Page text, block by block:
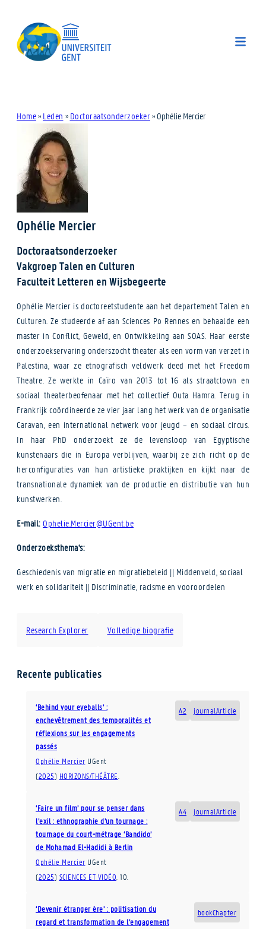
Home» Leden » Doctoraatsonderzoeker»Ophélie Mercier
Ophélie Mercier
Doctoraatsonderzoeker
Vakgroep Talen en Culturen
Faculteit Letteren en Wijsbegeerte
Ophélie Mercier is doctoreetstudente aan het departement Talen en
Culturen. Ze studeerde af aan Sciences Po Rennes en behaalde een
master in Conflict, Geweld, en Ontwikkeling aan SOAS. Haar eerste
onderzoekservaring onderszocht theater als een vorm van verzet in
Palestina, waar ze etnografisch veldwerk deed met het Freedom
Theatre. Ze werkte in Caïro van 2013 tot 16 als straatclown en
sociaal theaterbeofenaar met het collectief Outa Hamra. Terug in
Frankrijk coördineerde ze vier jaar lang het werk van de organisatie
Caravan, een international netwerk voor jeugd – en sociaal circus.
In haar PhD onderzoekt ze de levensloop van Egyptische
kunstenaars die in Europa verblijven, waarbij ze zich richt op de
herconfiguraties van hun artistieke praktijken en kijkt naar de
transnationale dynamiek van de productie en distributie van hun
kunstwerken.
E-mail: Ophelie.Mercier@UGent.be
Onderzoeksthema's:
Geschiedenis van migratie en migratiebeleid || Middenveld, sociaal
werk en solidariteit || Discriminatie, racisme en vooroordelen
Research Explorer Volledige biografie
Recente publicaties
A2 journalArticle
‘Behind your eyeballs’ :
enchevêtrement des temporalités et
réflexions sur les engagements
passés
Ophélie Mercier UGent
(2025) HORIZONS/THÉÂTRE
A4 journalArticle
‘Faire un film’ pour se penser dans
l’exil : ethnographie d’un tournage :
tournage du court-métrage ‘Bandido’
de Mohamad El-Hadidi à Berlin
Ophélie Mercier UGent
(2025) SCIENCES ET VIDÉO 10
bookChapter
‘Devenir étranger ère’ : politisation du
regard et transformation de l’engagement